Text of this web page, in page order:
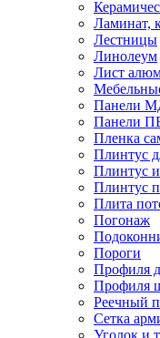
Ламинат,
Лестницы
Линолеум
Лист
Панели
Панели
Пленка
Плинтус
Плинтус
Плинтус
Плита
Погонаж
Пороги
Профиля
Профиля
Реечный
Сетка
Уголок и